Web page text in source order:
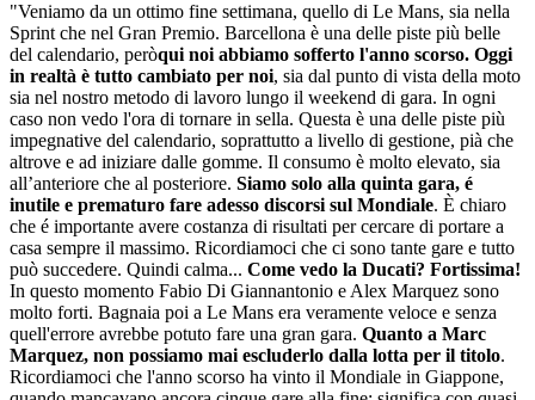
"Veniamo da un ottimo fine settimana, quello di Le Mans, sia nella
Sprint che nel Gran Premio. Barcellona è una delle piste più belle
del calendario, peròqui noi abbiamo sofferto l'anno scorso. Oggi
in realtà è tutto cambiato per noi, sia dal punto di vista della moto
sia nel nostro metodo di lavoro lungo il weekend di gara. In ogni
caso non vedo l'ora di tornare in sella. Questa è una delle piste più
impegnative del calendario, soprattutto a livello di gestione, pià che
altrove e ad iniziare dalle gomme. Il consumo è molto elevato, sia
all’anteriore che al posteriore. Siamo solo alla quinta gara, é
inutile e prematuro fare adesso discorsi sul Mondiale. È chiaro
che é importante avere costanza di risultati per cercare di portare a
casa sempre il massimo. Ricordiamoci che ci sono tante gare e tutto
può succedere. Quindi calma... Come vedo la Ducati? Fortissima!
In questo momento Fabio Di Giannantonio e Alex Marquez sono
molto forti. Bagnaia poi a Le Mans era veramente veloce e senza
quell'errore avrebbe potuto fare una gran gara. Quanto a Marc
Marquez, non possiamo mai escluderlo dalla lotta per il titolo.
Ricordiamoci che l'anno scorso ha vinto il Mondiale in Giappone,